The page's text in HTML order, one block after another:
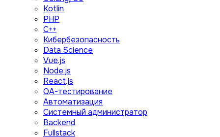
Kotlin
PHP
C++
Кибербезопасность
Data Science
Vue.js
Node.js
React.js
QA-тестирование
Автоматизация
Системный администратор
Backend
Fullstack